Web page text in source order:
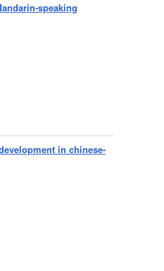
speaking
in chinese-